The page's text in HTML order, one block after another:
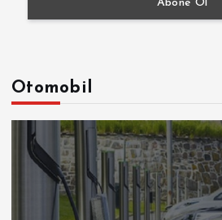
Otomobil